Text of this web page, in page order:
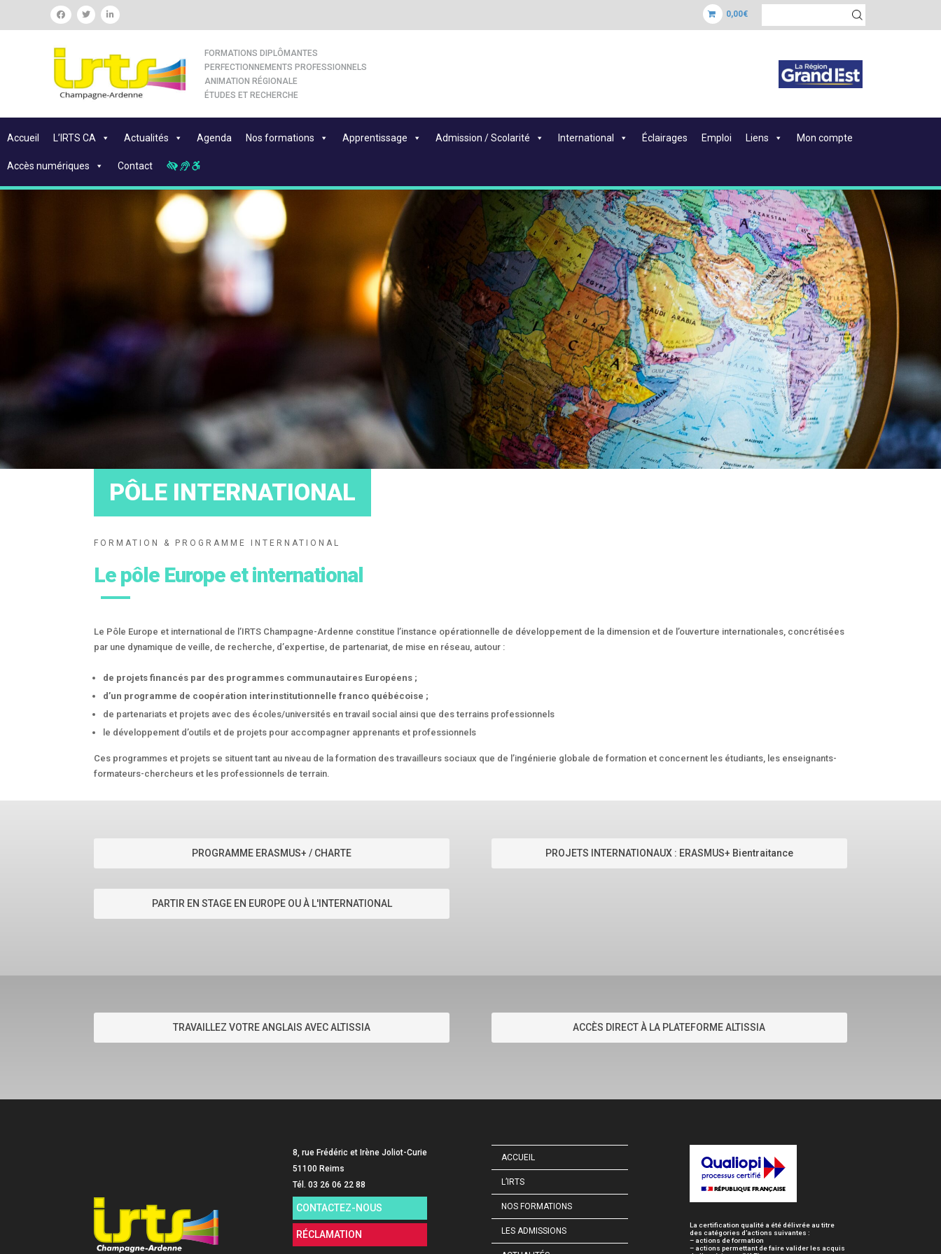
0,00€
FORMATIONS DIPLÔMANTES
PERFECTIONNEMENTS PROFESSIONNELS
ANIMATION RÉGIONALE
ÉTUDES ET RECHERCHE
Accueil L’IRTS CA Actualités Agenda Nos formations Apprentissage Admission / Scolarité International Éclairages Emploi Liens Mon compte
Accès numériques Contact
PÔLE INTERNATIONAL
FORMATION & PROGRAMME INTERNATIONAL
Le pôle Europe et international
Le Pôle Europe et international de l’IRTS Champagne-Ardenne constitue l’instance opérationnelle de développement de la dimension et de l’ouverture internationales, concrétisées
par une dynamique de veille, de recherche, d’expertise, de partenariat, de mise en réseau, autour :
de projets financés par des programmes communautaires Européens ;
d’un programme de coopération interinstitutionnelle franco québécoise ;
de partenariats et projets avec des écoles/universités en travail social ainsi que des terrains professionnels
le développement d’outils et de projets pour accompagner apprenants et professionnels
Ces programmes et projets se situent tant au niveau de la formation des travailleurs sociaux que de l’ingénierie globale de formation et concernent les étudiants, les enseignants-
formateurs-chercheurs et les professionnels de terrain.
PROGRAMME ERASMUS+ / CHARTE
PARTIR EN STAGE EN EUROPE OU À L'INTERNATIONAL
PROJETS INTERNATIONAUX : ERASMUS+ Bientraitance
TRAVAILLEZ VOTRE ANGLAIS AVEC ALTISSIA ACCÈS DIRECT À LA PLATEFORME ALTISSIA
8, rue Frédéric et Irène Joliot-Curie
51100 Reims
Tél. 03 26 06 22 88
CONTACTEZ-NOUS
RÉCLAMATION
ACCUEIL
L’IRTS
NOS FORMATIONS
LES ADMISSIONS
La certification qualité a été délivrée au titre
des catégories d’actions suivantes :
– actions de formation
– actions permettant de faire valider les acquis